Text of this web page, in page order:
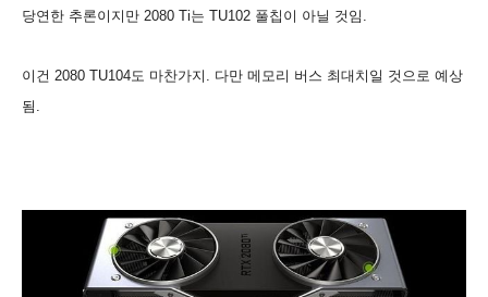
당연한 추론이지만 2080 Ti는 TU102 풀칩이 아닐 것임.
이건 2080 TU104도 마찬가지. 다만 메모리 버스 최대치일 것으로 예상
됨.